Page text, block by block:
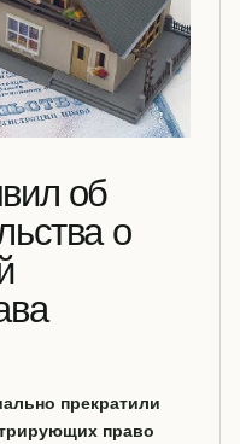
об
о
прекратили
право